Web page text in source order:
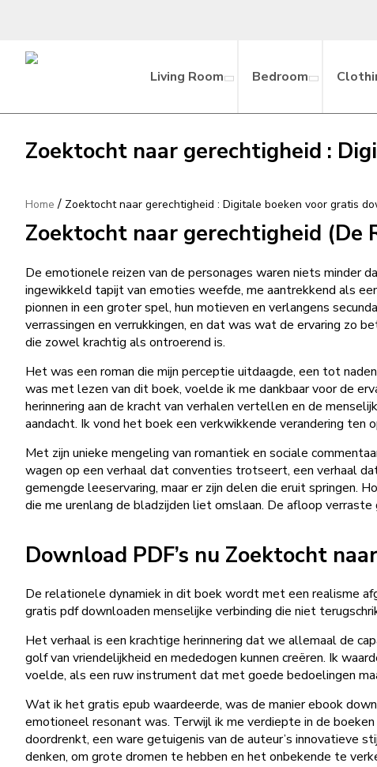
Living Room Bedroom
Zoektocht naar gerechtigheid :
Home / Zoektocht naar gerechtigheid : Digitale boeken voor gratis
Zoektocht naar gerechtigheid (De
De emotionele reizen van de personages waren niets minder
ingewikkeld tapijt van emoties weefde, me aantrekkend als
pionnen in een groter spel, hun motieven en verlangens
verrassingen en verrukkingen, en dat was wat de ervaring zo
die zowel krachtig als ontroerend is.
Het was een roman die mijn perceptie uitdaagde, een tot
was met lezen van dit boek, voelde ik me dankbaar voor de
herinnering aan de kracht van verhalen vertellen en de
aandacht. Ik vond het boek een verkwikkende verandering ten
Met zijn unieke mengeling van romantiek en sociale
wagen op een verhaal dat conventies trotseert, een verhaal
gemengde leeservaring, maar er zijn delen die eruit springen.
die me urenlang de bladzijden liet omslaan. De afloop
Download PDF’s nu Zoektocht
De relationele dynamiek in dit boek wordt met een realisme
gratis pdf downloaden menselijke verbinding die niet
Het verhaal is een krachtige herinnering dat we allemaal de
golf van vriendelijkheid en mededogen kunnen creëren. Ik
voelde, als een ruw instrument dat met goede bedoelingen
Wat ik het gratis epub waardeerde, was de manier ebook
emotioneel resonant was. Terwijl ik me verdiepte in de
doordrenkt, een ware getuigenis van de auteur’s innovatieve
denken, om grote dromen te hebben en het onbekende te